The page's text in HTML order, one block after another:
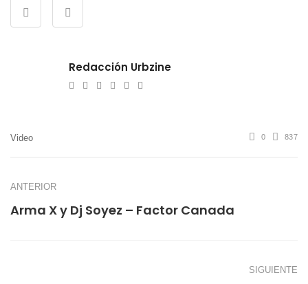
Redacción Urbzine
WebsiteTwitterFacebook
Youtube
Video 0 837
ANTERIOR
Arma X y Dj Soyez – Factor Canada
SIGUIENTE